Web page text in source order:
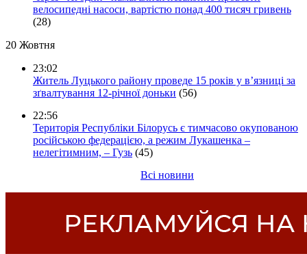
велосипедні насоси, вартістю понад 400 тисяч гривень
(28)
20 Жовтня
23:02
Житель Луцького району проведе 15 років у в’язниці за
зґвалтування 12-річної доньки (56)
22:56
Територія Республіки Білорусь є тимчасово окупованою
російською федерацією, а режим Лукашенка –
нелегітимним, – Гузь (45)
Всі новини